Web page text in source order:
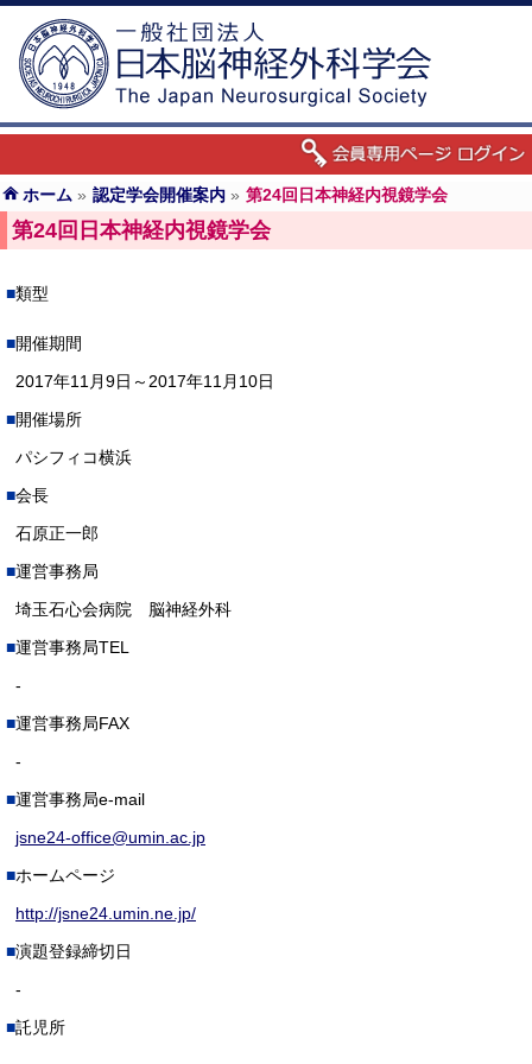
ホーム » 認定学会開催案内 » 第24回日本神経内視鏡学会
第24回日本神経内視鏡学会
類型
開催期間
2017年11月9日～2017年11月10日
開催場所
パシフィコ横浜
会長
石原正一郎
運営事務局
埼玉石心会病院 脳神経外科
運営事務局TEL
-
運営事務局FAX
-
運営事務局e-mail
jsne24-office@umin.ac.jp
ホームページ
http://jsne24.umin.ne.jp/
演題登録締切日
-
託児所